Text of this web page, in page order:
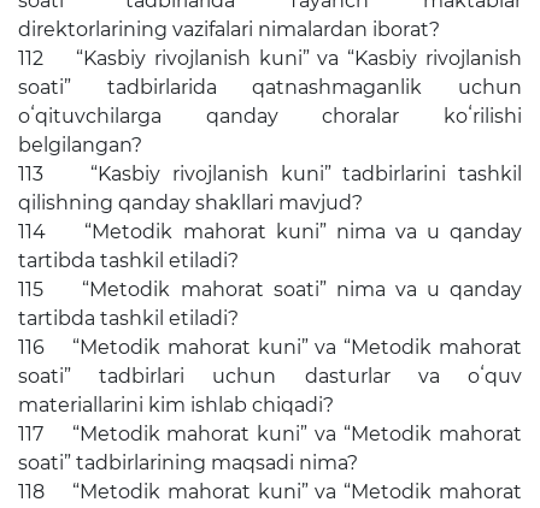
direktorlarining vazifalari nimalardan iborat?
112 “Kasbiy rivojlanish kuni” va “Kasbiy rivojlanish
soati” tadbirlarida qatnashmaganlik uchun
oʻqituvchilarga qanday choralar koʻrilishi
belgilangan?
113 “Kasbiy rivojlanish kuni” tadbirlarini tashkil
qilishning qanday shakllari mavjud?
114 “Metodik mahorat kuni” nima va u qanday
tartibda tashkil etiladi?
115 “Metodik mahorat soati” nima va u qanday
tartibda tashkil etiladi?
116 “Metodik mahorat kuni” va “Metodik mahorat
soati” tadbirlari uchun dasturlar va oʻquv
materiallarini kim ishlab chiqadi?
117 “Metodik mahorat kuni” va “Metodik mahorat
soati” tadbirlarining maqsadi nima?
118 “Metodik mahorat kuni” va “Metodik mahorat